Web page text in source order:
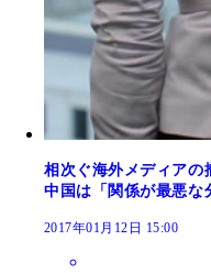
相次ぐ海外メディアの
中国は「関係が最悪な
2017年01月12日 15:00